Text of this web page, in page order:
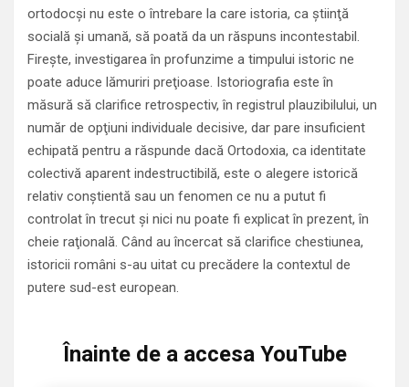
ortodocşi nu este o întrebare la care istoria, ca ştiinţă
socială şi umană, să poată da un răspuns incontestabil.
Fireşte, investigarea în profunzime a timpului istoric ne
poate aduce lămuriri preţioase. Istoriografia este în
măsură să clarifice retrospectiv, în registrul plauzibilului, un
număr de opţiuni individuale decisive, dar pare insuficient
echipată pentru a răspunde dacă Ortodoxia, ca identitate
colectivă aparent indestructibilă, este o alegere istorică
relativ conştientă sau un fenomen ce nu a putut fi
controlat în trecut şi nici nu poate fi explicat în prezent, în
cheie raţională. Când au încercat să clarifice chestiunea,
istoricii români s-au uitat cu precădere la contextul de
putere sud-est european.
Înainte de a accesa YouTube